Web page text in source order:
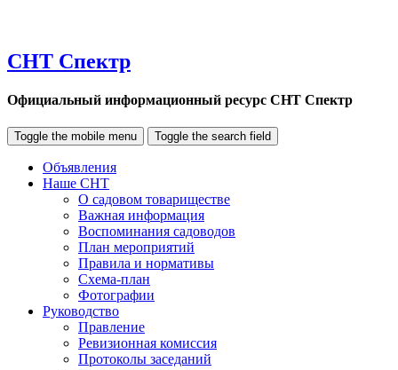
СНТ Спектр
Официальный информационный ресурс СНТ Спектр
Toggle the mobile menu Toggle the search field
Объявления
Наше СНТ
О садовом товариществе
Важная информация
Воспоминания садоводов
План мероприятий
Правила и нормативы
Схема-план
Фотографии
Руководство
Правление
Ревизионная комиссия
Протоколы заседаний